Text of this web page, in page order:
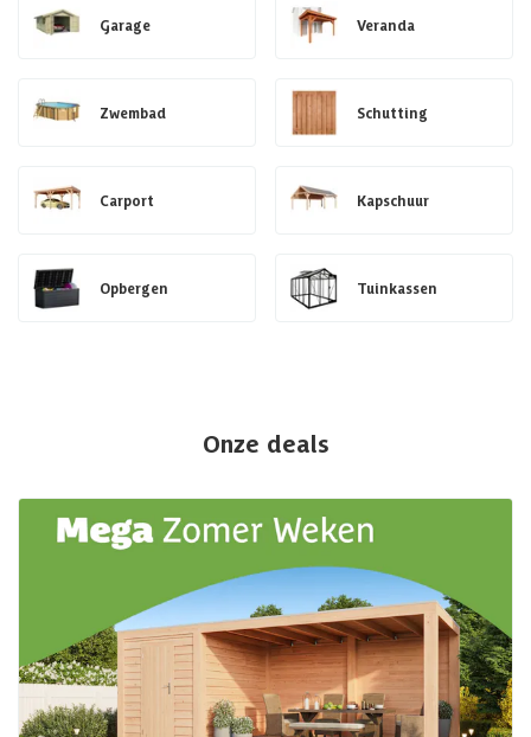
Garage Veranda
Zwembad Schutting
Carport Kapschuur
Opbergen Tuinkassen
Onze deals